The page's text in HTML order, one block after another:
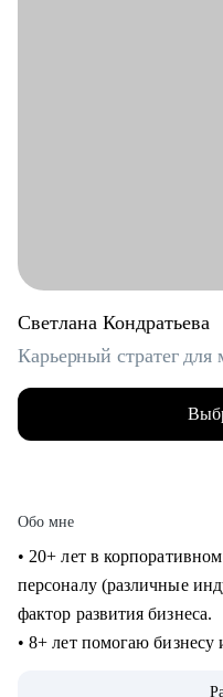
Светлана Кондратьева
Карьерный стратег для
Обо мне
• 20+ лет в
персоналу (различные
фактор развития бизнеса.
• 8+ лет помогаю бизнесу